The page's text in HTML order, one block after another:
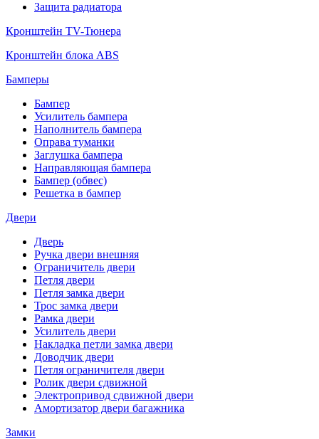
Защита радиатора
Кронштейн TV-Тюнера
Кронштейн блока ABS
Бамперы
Бампер
Усилитель бампера
Наполнитель бампера
Оправа туманки
Заглушка бампера
Направляющая бампера
Бампер (обвес)
Решетка в бампер
Двери
Дверь
Ручка двери внешняя
Ограничитель двери
Петля двери
Петля замка двери
Трос замка двери
Рамка двери
Усилитель двери
Накладка петли замка двери
Доводчик двери
Петля ограничителя двери
Ролик двери сдвижной
Электропривод сдвижной двери
Амортизатор двери багажника
Замки